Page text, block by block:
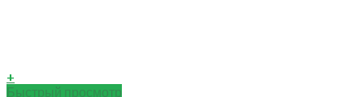
+
Быстрый просмотр